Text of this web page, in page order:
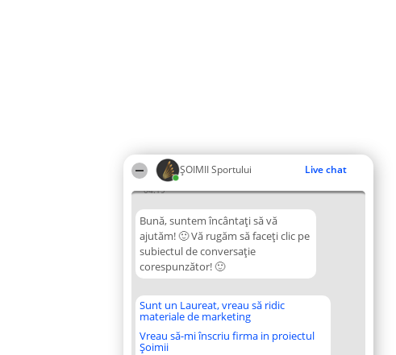
ȘOIMII Sportului Live chat
04:19
Bună, suntem încântați să vă
ajutăm! 🙂 Vă rugăm să faceți clic pe
subiectul de conversație
corespunzător! 🙂
Sunt un Laureat, vreau să ridic
materiale de marketing
Vreau să-mi înscriu firma in proiectul
Șoimii